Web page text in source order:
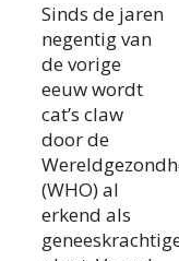
Sinds de jaren
negentig van
de vorige
eeuw wordt
cat’s claw
door de
(WHO) al
erkend als